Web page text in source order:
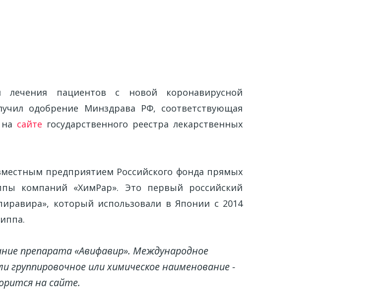
лечения пациентов с новой коронавирусной
одобрение Минздрава РФ, соответствующая
сайте государственного реестра лекарственных
предприятием Российского фонда прямых
компаний «ХимРар». Это первый российский
который использовали в Японии с 2014
препарата «Авифавир». Международное
группировочное или химическое наименование -
на сайте.